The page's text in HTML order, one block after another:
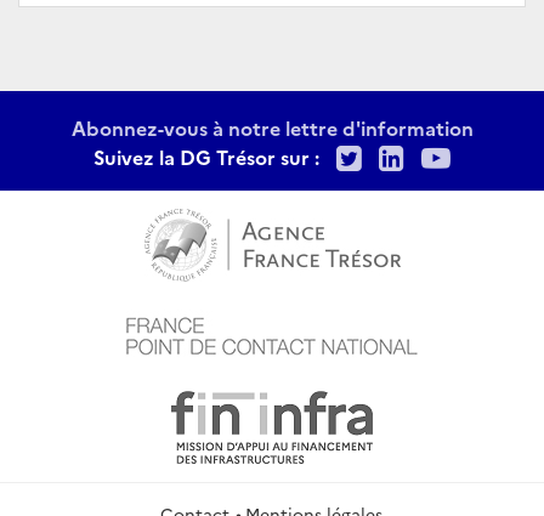
Abonnez-vous à notre lettre d'information
Suivez la DG Trésor sur :
TwitterLinkedIn